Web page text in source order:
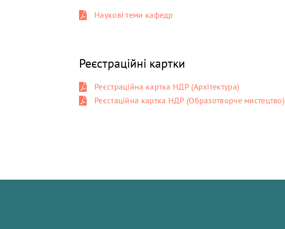
Наукові теми кафедр
Реєстраційні картки
Реєстраційна картка НДР (Архітектура)
Реєстаційна картка НДР (Образотворче мистецтво)